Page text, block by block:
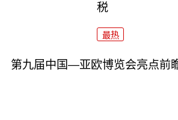
税
最热
第九届中国—亚欧博览会亮点前